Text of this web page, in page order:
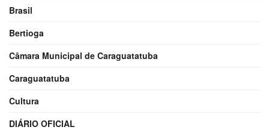
Brasil
Bertioga
Câmara Municipal de Caraguatatuba
Caraguatatuba
Cultura
DIÁRIO OFICIAL